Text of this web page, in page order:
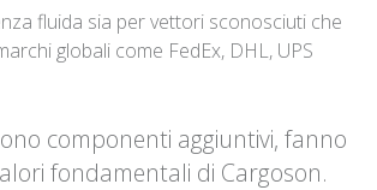
fluida sia per vettori sconosciuti che
globali come FedEx, DHL, UPS
componenti aggiuntivi, fanno
fondamentali di Cargoson.